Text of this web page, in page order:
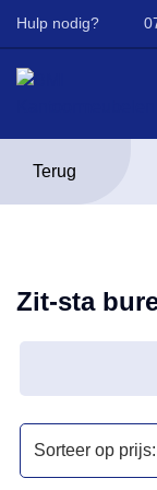
Hulp nodig?
Terug
Zit-sta